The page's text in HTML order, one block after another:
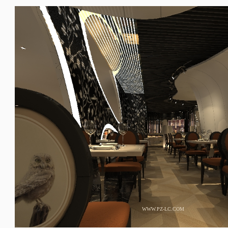
WWW.PZ-LC.COM